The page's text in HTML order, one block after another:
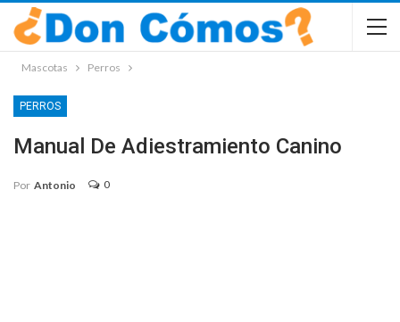
Mascotas Perros
PERROS
Manual De Adiestramiento Canino
Por Antonio 0